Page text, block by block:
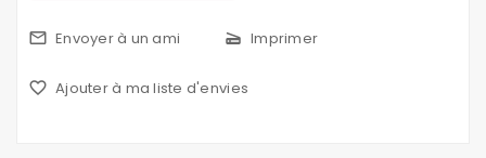
mail_outline Envoyer à un ami scanner Imprimer
favorite_border Ajouter à ma liste d'envies